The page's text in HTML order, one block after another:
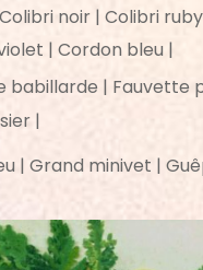
noir | Colibri
| Cordon bleu |
babillarde | Fauvette
|
| Grand minivet |